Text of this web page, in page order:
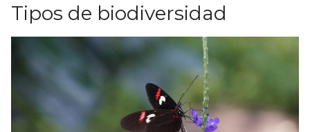
Tipos de biodiversidad